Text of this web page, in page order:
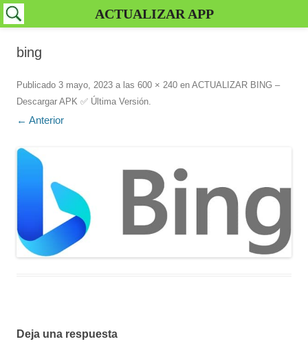
bing
Publicado 3 mayo, 2023 a las 600 × 240 en ACTUALIZAR BING –
Descargar APK ✅️ Última Versión.
← Anterior
Deja una respuesta
ACTUALIZAR APP